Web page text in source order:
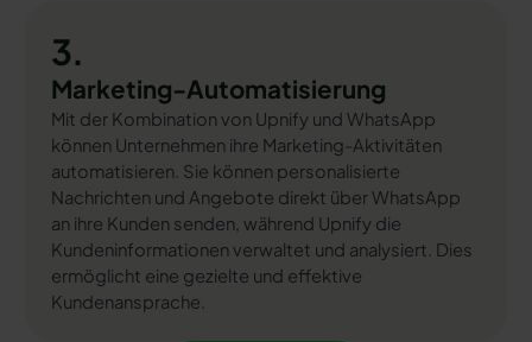
3.
Marketing-Automatisierung
Mit der Kombination von Upnify und WhatsApp
können Unternehmen ihre Marketing-Aktivitäten
automatisieren. Sie können personalisierte
Nachrichten und Angebote direkt über WhatsApp
an ihre Kunden senden, während Upnify die
Kundeninformationen verwaltet und analysiert. Dies
ermöglicht eine gezielte und effektive
Kundenansprache.